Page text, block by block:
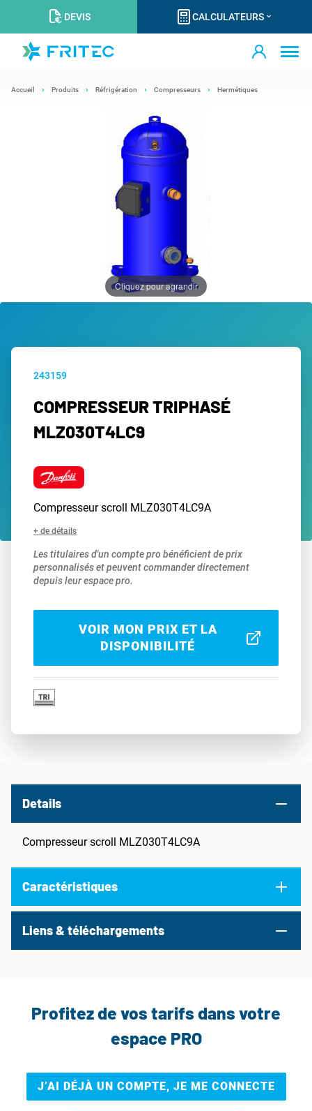
DEVIS CALCULATEURS
Accueil Produits Réfrigération Compresseurs Hermétiques
Cliquez pour agrandir
243159
COMPRESSEUR TRIPHASÉ
MLZ030T4LC9
Compresseur scroll MLZ030T4LC9A
+ de détails
Les titulaires d'un compte pro bénéficient de prix
personnalisés et peuvent commander directement
depuis leur espace pro.
VOIR MON PRIX ET LA
DISPONIBILITÉ
Details
Compresseur scroll MLZ030T4LC9A
Caractéristiques
Liens & téléchargements
Profitez de vos tarifs dans votre
espace PRO
J’AI DÉJÀ UN COMPTE, JE ME CONNECTE